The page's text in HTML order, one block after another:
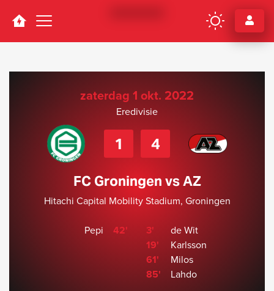
Navigation
zaterdag 1 okt. 2022
Eredivisie
1 4
FC Groningen vs AZ
Hitachi Capital Mobility Stadium, Groningen
Pepi 42' 3'
de Wit
19'
Karlsson
61'
Milos
85'
Lahdo